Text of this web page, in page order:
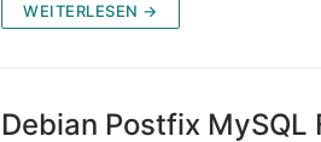
WEITERLESEN →
Debian Postfix